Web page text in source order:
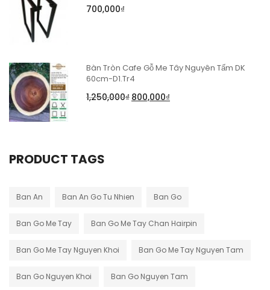
700,000₫
Bàn Tròn Cafe Gỗ Me Tây Nguyên Tấm DK
60cm-D1.Tr4
1,250,000₫ 800,000₫
PRODUCT TAGS
Ban An Ban An Go Tu Nhien Ban Go
Ban Go Me Tay Ban Go Me Tay Chan Hairpin
Ban Go Me Tay Nguyen Khoi Ban Go Me Tay Nguyen Tam
Ban Go Nguyen Khoi Ban Go Nguyen Tam